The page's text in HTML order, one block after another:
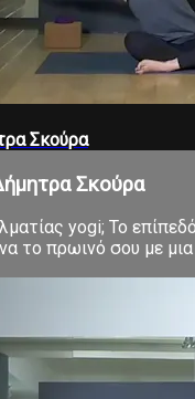
Σκούρα
Σκούρα
yogi; Το
το πρωινό σου με